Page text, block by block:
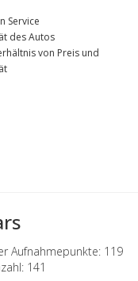
Service
des Autos
von Preis und
Aufnahmepunkte: 119
141